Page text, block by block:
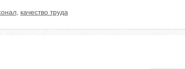
, качество труда